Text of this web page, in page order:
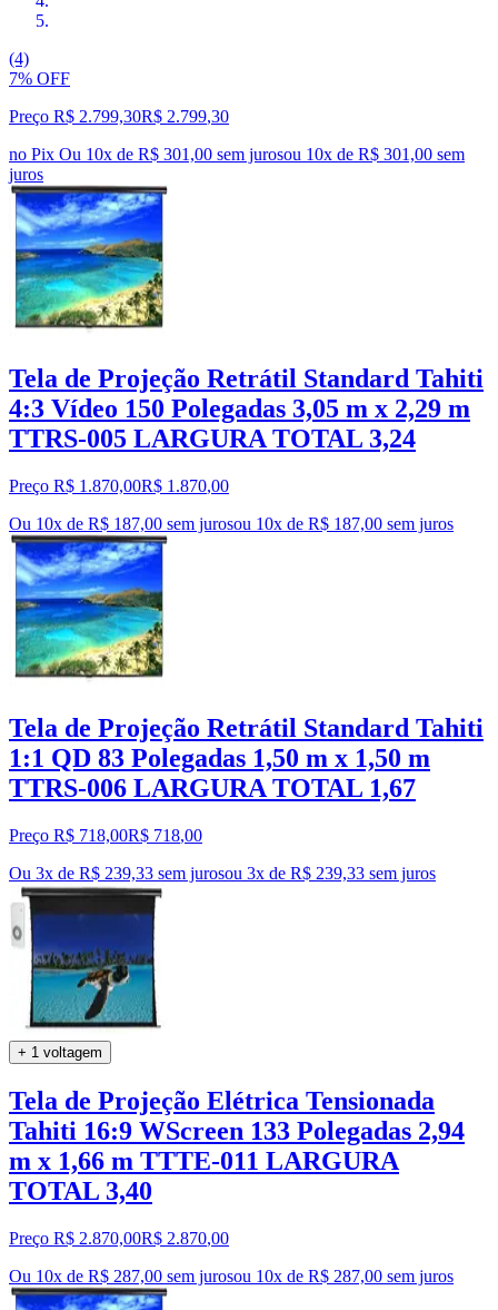
(4)
7% OFF
Preço R$ 2.799,30R$ 2.799,30
no Pix Ou 10x de R$ 301,00 sem jurosou 10x de R$ 301,00 sem
juros
Tela de Projeção Retrátil Standard Tahiti
4:3 Vídeo 150 Polegadas 3,05 m x 2,29 m
TTRS-005 LARGURA TOTAL 3,24
Preço R$ 1.870,00R$ 1.870,00
Ou 10x de R$ 187,00 sem jurosou 10x de R$ 187,00 sem juros
Tela de Projeção Retrátil Standard Tahiti
1:1 QD 83 Polegadas 1,50 m x 1,50 m
TTRS-006 LARGURA TOTAL 1,67
Preço R$ 718,00R$ 718,00
Ou 3x de R$ 239,33 sem jurosou 3x de R$ 239,33 sem juros
+ 1 voltagem
Tela de Projeção Elétrica Tensionada
Tahiti 16:9 WScreen 133 Polegadas 2,94
m x 1,66 m TTTE-011 LARGURA
TOTAL 3,40
Preço R$ 2.870,00R$ 2.870,00
Ou 10x de R$ 287,00 sem jurosou 10x de R$ 287,00 sem juros